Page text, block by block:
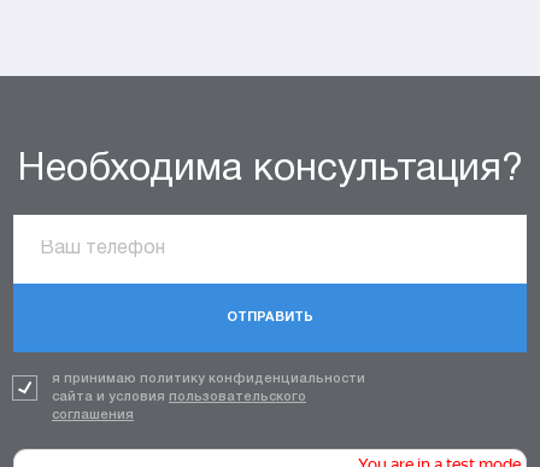
Необходима консультация?
ОТПРАВИТЬ
я принимаю политику конфиденциальности
сайта и условия пользовательского
соглашения